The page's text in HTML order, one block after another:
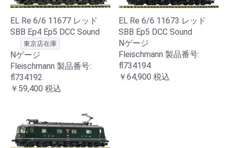
EL Re 6/6 11677 レッド
SBB Ep4 Ep5 DCC Sound
東京店在庫
Nゲージ
Fleischmann 製品番号:
fl734192
￥59,400 税込
EL Re 6/6 11673 レッド
SBB Ep5 DCC Sound
Nゲージ
Fleischmann 製品番号:
fl734194
￥64,900 税込